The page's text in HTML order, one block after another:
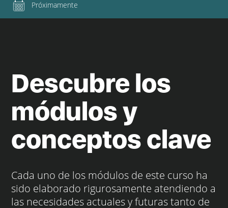
Próximamente
Descubre los
módulos y
conceptos clave
Cada uno de los módulos de este curso ha
sido elaborado rigurosamente atendiendo a
las necesidades actuales y futuras tanto de